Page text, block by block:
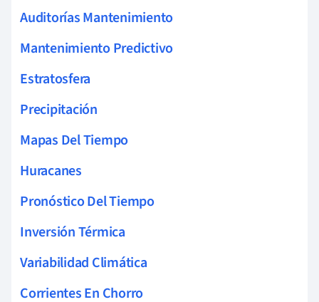
Auditorías Mantenimiento
Mantenimiento Predictivo
Estratosfera
Precipitación
Mapas Del Tiempo
Huracanes
Pronóstico Del Tiempo
Inversión Térmica
Variabilidad Climática
Corrientes En Chorro